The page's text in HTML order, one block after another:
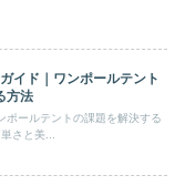
イド｜ワンポールテント
方法
ポールテントの課題を解決する
さと美...